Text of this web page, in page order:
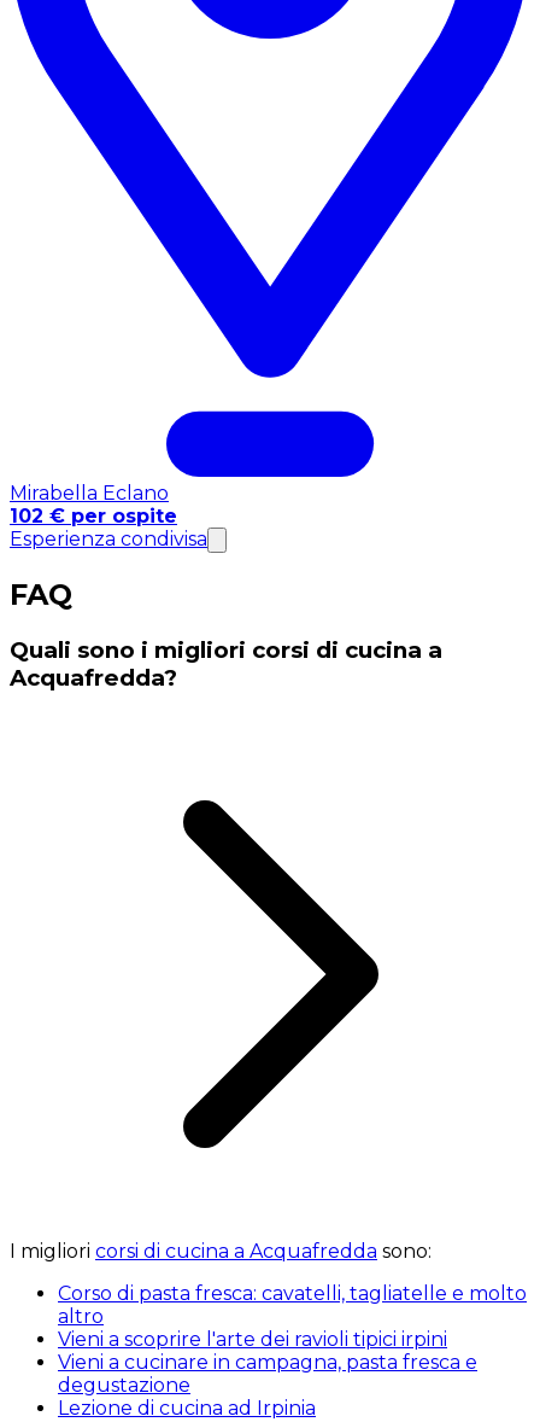
Mirabella Eclano
102 € per ospite
Esperienza condivisa
FAQ
Quali sono i migliori corsi di cucina a
Acquafredda?
I migliori corsi di cucina a Acquafredda sono:
Corso di pasta fresca: cavatelli, tagliatelle e molto
altro
Vieni a scoprire l'arte dei ravioli tipici irpini
Vieni a cucinare in campagna, pasta fresca e
degustazione
Lezione di cucina ad Irpinia